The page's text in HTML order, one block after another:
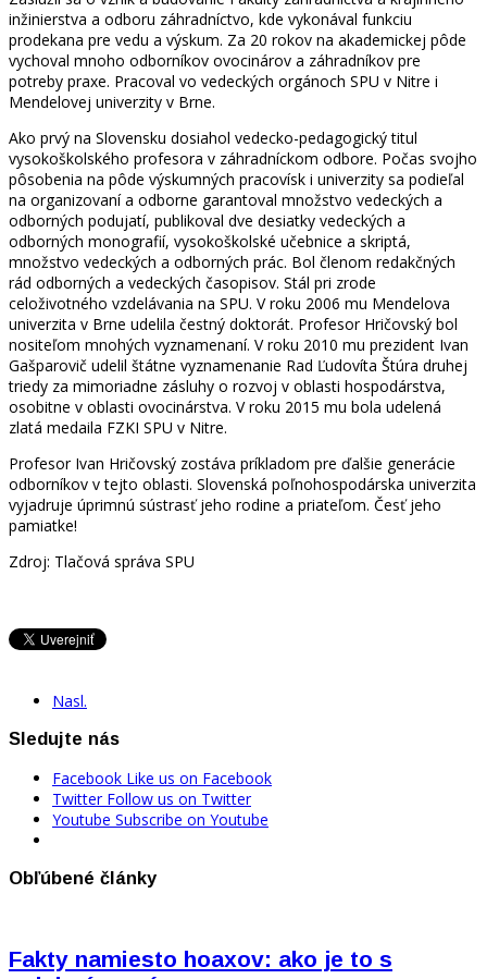
inžinierstva a odboru záhradníctvo, kde vykonával funkciu
prodekana pre vedu a výskum. Za 20 rokov na akademickej pôde
vychoval mnoho odborníkov ovocinárov a záhradníkov pre
potreby praxe. Pracoval vo vedeckých orgánoch SPU v Nitre i
Mendelovej univerzity v Brne.
Ako prvý na Slovensku dosiahol vedecko-pedagogický titul
vysokoškolského profesora v záhradníckom odbore. Počas svojho
pôsobenia na pôde výskumných pracovísk i univerzity sa podieľal
na organizovaní a odborne garantoval množstvo vedeckých a
odborných podujatí, publikoval dve desiatky vedeckých a
odborných monografií, vysokoškolské učebnice a skriptá,
množstvo vedeckých a odborných prác. Bol členom redakčných
rád odborných a vedeckých časopisov. Stál pri zrode
celoživotného vzdelávania na SPU. V roku 2006 mu Mendelova
univerzita v Brne udelila čestný doktorát. Profesor Hričovský bol
nositeľom mnohých vyznamenaní. V roku 2010 mu prezident Ivan
Gašparovič udelil štátne vyznamenanie Rad Ľudovíta Štúra druhej
triedy za mimoriadne zásluhy o rozvoj v oblasti hospodárstva,
osobitne v oblasti ovocinárstva. V roku 2015 mu bola udelená
zlatá medaila FZKI SPU v Nitre.
Profesor Ivan Hričovský zostáva príkladom pre ďalšie generácie
odborníkov v tejto oblasti. Slovenská poľnohospodárska univerzita
vyjadruje úprimnú sústrasť jeho rodine a priateľom. Česť jeho
pamiatke!
Zdroj: Tlačová správa SPU
Nasl.
Sledujte nás
Facebook Like us on Facebook
Twitter Follow us on Twitter
Youtube Subscribe on Youtube
Obľúbené články
Fakty namiesto hoaxov: ako je to s